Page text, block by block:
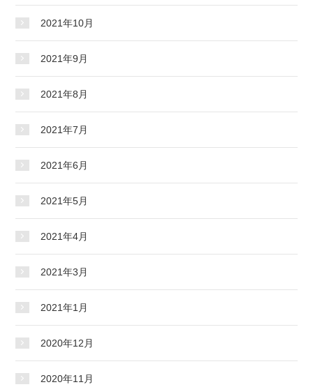
2021年10月
2021年9月
2021年8月
2021年7月
2021年6月
2021年5月
2021年4月
2021年3月
2021年1月
2020年12月
2020年11月